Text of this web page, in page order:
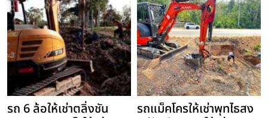
รถ 6 ล้อให้เช่าตลิ่งชัน
รถแม็คโครให้เช่าพุทไธสง